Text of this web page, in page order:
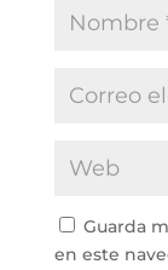
Guarda
en este